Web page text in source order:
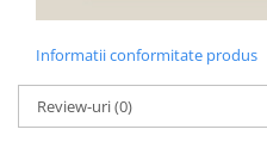
Informatii conformitate produs
Review-uri(0)